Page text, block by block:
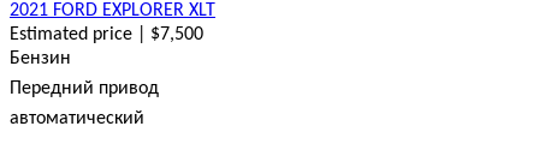
2021 FORD EXPLORER XLT
Estimated price | $7,500
Бензин
Передний привод
автоматический